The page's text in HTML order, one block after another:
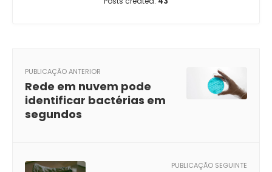
PUBLICAÇÃO ANTERIOR
Rede em nuvem pode
identificar bactérias em
segundos
PUBLICAÇÃO SEGUINTE